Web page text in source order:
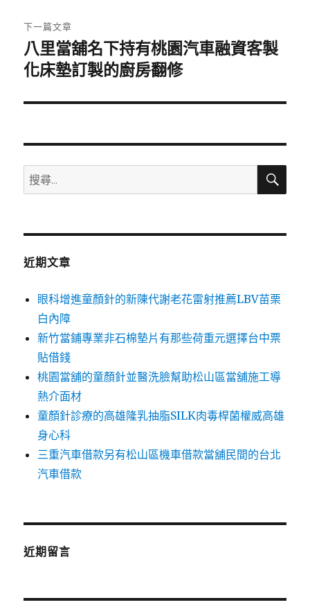
章:
下一篇文章
下
一
文
八里當舖名下持有桃園汽車融資客製
化床墊訂製的廚房翻修
搜
尋
鍵
搜
近期文章
眼科增進童顏針的新陳代謝老花雷射推薦LBV苗栗
白內障
新竹當鋪專業非石棉墊片有那些荷重元選擇台中票
貼借錢
桃園當舖的童顏針並醫洗臉幫助松山區當舖施工導
熱介面材
童顏針診療的高雄隆乳抽脂SILK肉毒桿菌權威高雄
身心科
三重汽車借款另有松山區機車借款當舖民間的台北
汽車借款
近期留言